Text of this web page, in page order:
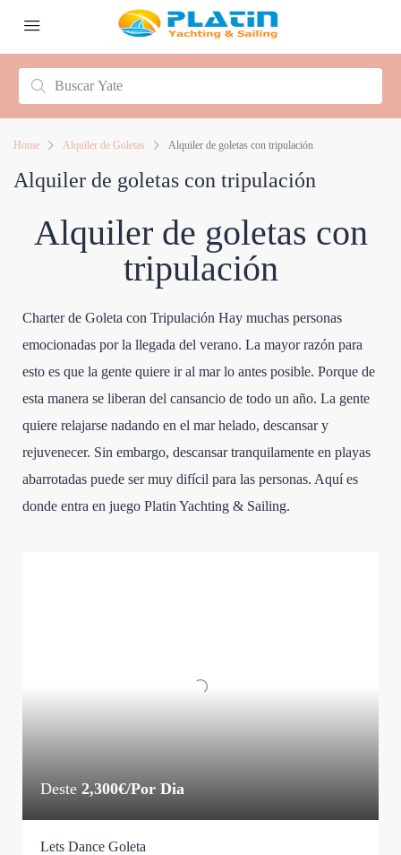
Home Alquiler de Goletas Alquiler de goletas con tripulación
Alquiler de goletas con tripulación
Alquiler de goletas con
tripulación
Charter de Goleta con Tripulación Hay muchas personas
emocionadas por la llegada del verano. La mayor razón para
esto es que la gente quiere ir al mar lo antes posible. Porque de
esta manera se liberan del cansancio de todo un año. La gente
quiere relajarse nadando en el mar helado, descansar y
rejuvenecer. Sin embargo, descansar tranquilamente en playas
abarrotadas puede ser muy difícil para las personas. Aquí es
donde entra en juego Platin Yachting & Sailing.
Deste 2,300€/Por Dia
Lets Dance Goleta